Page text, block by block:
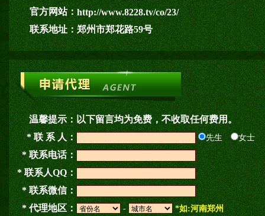
官方网站：http://www.8228.tv/co/23/
联系地址：郑州市郑花路59号
温馨提示：以下留言均为免费，不收取任何费用。
* 联 系 人：
先生 女士
* 联系电话：
* 联系人QQ：
* 联系微信：
* 代理地区：
- *如:河南郑州